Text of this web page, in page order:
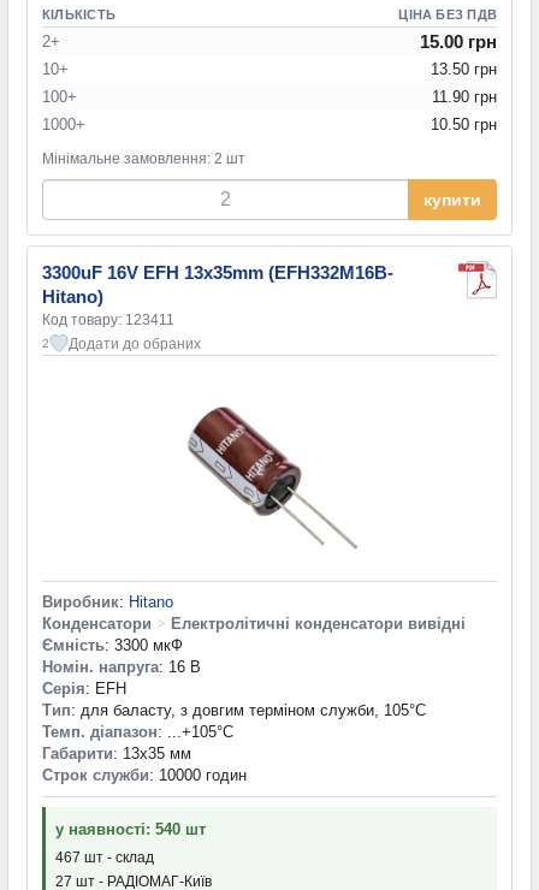
КІЛЬКІСТЬ ЦІНА БЕЗ ПДВ
2+ 15.00 грн
10+
13.50 грн
100+
11.90 грн
1000+
10.50 грн
Мінімальне замовлення: 2 шт
купити
3300uF 16V EFH 13x35mm (EFH332M16B-
Hitano)
Код товару: 123411
2 Додати до обраних
Виробник: Hitano
Конденсатори > Електролітичні конденсатори вивідні
Ємність: 3300 мкФ
Номін. напруга: 16 В
Серія: EFH
Тип: для баласту, з довгим терміном служби, 105°C
Темп. діапазон: ...+105°С
Габарити: 13x35 мм
Строк служби: 10000 годин
у наявності: 540 шт
467 шт - склад
27 шт - РАДІОМАГ-Київ